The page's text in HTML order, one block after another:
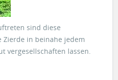
sind diese
Zierde in beinahe jedem
vergesellschaften lassen.